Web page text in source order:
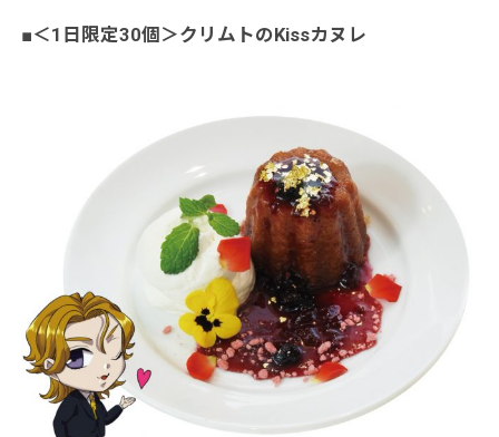
■＜1日限定30個＞クリムトのKissカヌレ